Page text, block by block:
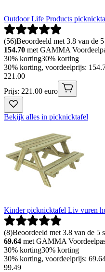
Outdoor Life Products
(56)Beoordeeld met 3.8 van de
154.70 met GAMMA
30% korting30% korting
30% korting, voordeelprijs:
221 .00
Prijs: 221.00 euro
Bekijk alles in picknicktafel
Kinder picknicktafel Liv vuren
(8)Beoordeeld met 3.8 van de 5
69.64 met GAMMA
30% korting30% korting
30% korting, voordeelprijs:
99.49